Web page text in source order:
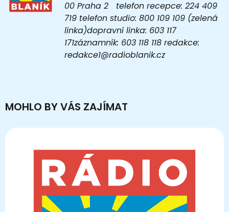
00 Praha 2 telefon recepce: 224 409
719 telefon studio: 800 109 109 (zelená
linka)dopravní linka: 603 117
171záznamník: 603 118 118 redakce:
redakce1@radioblanik.cz
MOHLO BY VÁS ZAJÍMAT